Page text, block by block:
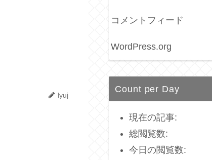
lyuj
コメントフィード
WordPress.org
Count per Day
現在の記事:
総閲覧数:
今日の閲覧数: